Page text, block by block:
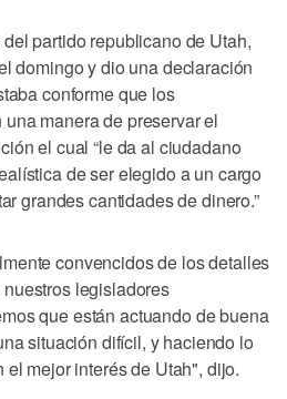
partido republicano de Utah,
domingo y dio una declaración
conforme que los
manera de preservar el
el cual “le da al ciudadano
de ser elegido a un cargo
grandes cantidades de dinero.”
convencidos de los detalles
legisladores
que están actuando de buena
situación difícil, y haciendo lo
mejor interés de Utah", dijo.